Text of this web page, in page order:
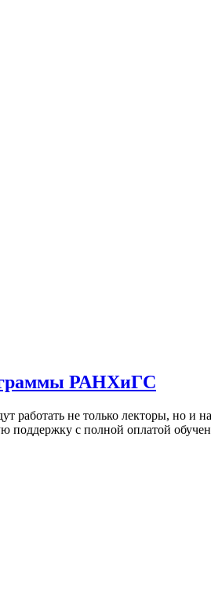
РАНХиГС
не только лекторы, но и
поддержку с полной оплатой